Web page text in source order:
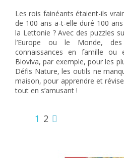
Les rois fainéants étaient-ils
de 100 ans a-t-elle duré 100
la Lettonie ? Avec des puzzles
l’Europe ou le Monde,
connaissances en famille ou
Bioviva, par exemple, pour les
Défis Nature, les outils ne
maison, pour apprendre et
tout en s’amusant !
1 2